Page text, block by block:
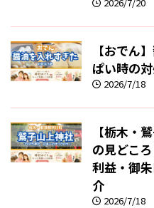
【おでん
ぱい時の
2026/7/18
【栃木・
の見どこ
利益・御
介
2026/7/18